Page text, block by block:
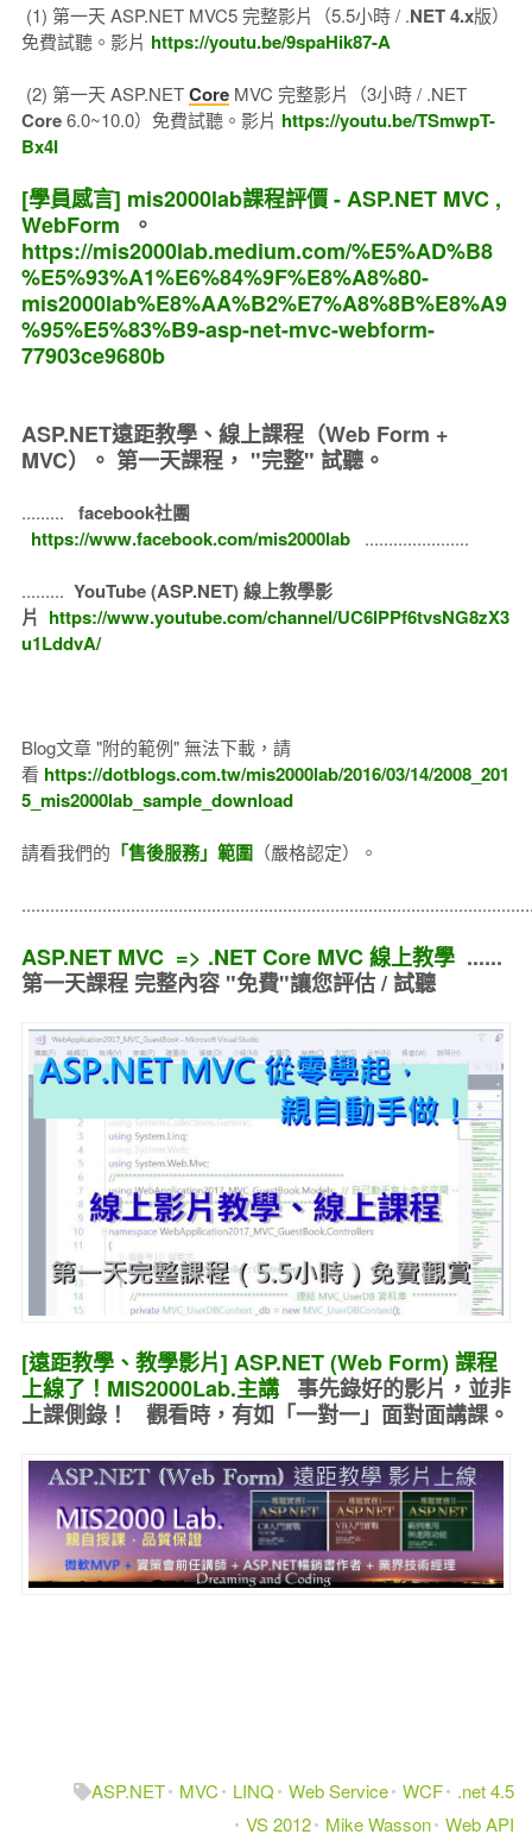
(1) 第一天 ASP.NET MVC5 完整影片（5.5小時 / .NET 4.x版）
免費試聽。影片 https://youtu.be/9spaHik87-A
(2) 第一天 ASP.NETCoreMVC 完整影片（3小時 / .NET
Core6.0~10.0）免費試聽。影片 https://youtu.be/TSmwpT-
Bx4I
[學員感言] mis2000lab課程評價 - ASP.NET MVC ,
WebForm 。
https://mis2000lab.medium.com/%E5%AD%B8
%E5%93%A1%E6%84%9F%E8%A8%80-
mis2000lab%E8%AA%B2%E7%A8%8B%E8%A9
%95%E5%83%B9-asp-net-mvc-webform-
77903ce9680b
ASP.NET遠距教學、線上課程（Web Form +
MVC）。 第一天課程， "完整" 試聽。
.........
facebook社團
https://www.facebook.com/mis2000lab
......................
......... YouTube (ASP.NET) 線上教學影
片 https://www.youtube.com/channel/UC6IPPf6tvsNG8zX3
u1LddvA/
Blog文章 "附的範例" 無法下載，請
看 https://dotblogs.com.tw/mis2000lab/2016/03/14/2008_201
5_mis2000lab_sample_download
請看我們的 「售後服務」範圍（嚴格認定）。
ASP.NET MVC => .NET Core MVC 線上教學......
第一天課程 完整內容 "免費"讓您評估 / 試聽
[遠距教學、教學影片] ASP.NET (Web Form) 課程
上線了！MIS2000Lab.主講 事先錄好的影片，並非
上課側錄！ 觀看時，有如 「一對一」面對面講課。
ASP.NET MVC LINQ Web Service WCF
.net 4.5
VS 2012
Mike Wasson Web API